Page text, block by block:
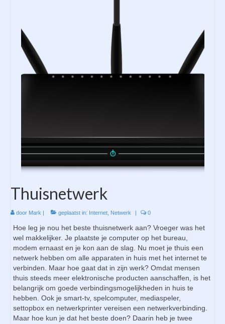
Thuisnetwerk
door Mark geplaatst in: Internet, Netwerk 0
Hoe leg je nou het beste thuisnetwerk aan? Vroeger was het
wel makkelijker. Je plaatste je computer op het bureau,
modem ernaast en je kon aan de slag. Nu moet je thuis een
netwerk hebben om alle apparaten in huis met het internet te
verbinden. Maar hoe gaat dat in zijn werk? Omdat mensen
thuis steeds meer elektronische producten aanschaffen, is het
belangrijk om goede verbindingsmogelijkheden in huis te
hebben. Ook je smart-tv, spelcomputer, mediaspeler,
settopbox en netwerkprinter vereisen een netwerkverbinding.
Maar hoe kun je dat het beste doen? Daarin heb je twee